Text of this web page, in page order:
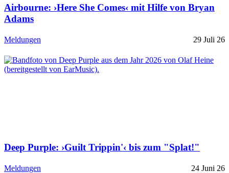
Airbourne: ›Here She Comes‹ mit Hilfe von Bryan
Adams
Meldungen 29 Juli 26
Deep Purple: ›Guilt Trippin'‹ bis zum "Splat!"
Meldungen 24 Juni 26